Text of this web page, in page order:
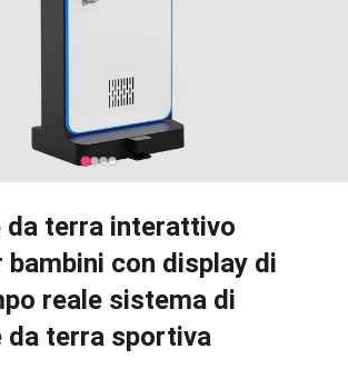
terra interattivo
bambini con display di
reale sistema di
da terra sportiva